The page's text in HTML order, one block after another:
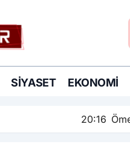
SIYASET EKONOMI
Ömer Çelik: Terörsüz